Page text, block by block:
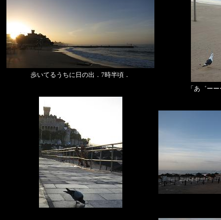
歩いてるうちに日の出．7時半頃．
「あ゛ー